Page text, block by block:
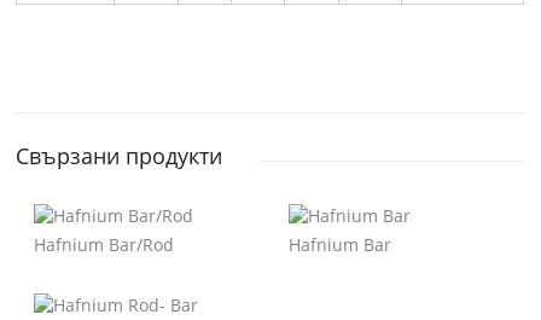
Свързани продукти
Hafnium Bar/Rod Hafnium Bar